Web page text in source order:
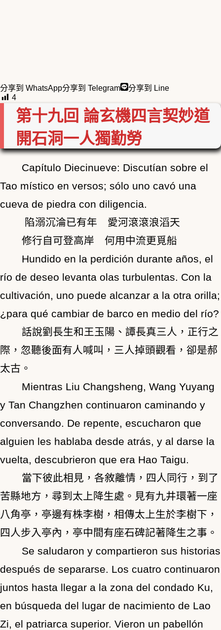
分享到 WhatsApp分享到 Telegram
分享到 Line
4
第十九回 論玄機四言契妙道
開石洞一人獨勤勞
Capítulo Diecinueve: Discutían sobre el
Tao místico en versos; sólo uno cavó una
cueva de piedra con diligencia.
陷溺沉淪已有年 愛河滾滾浪滔天
修行自可登高岸 何用中流更覓船
Hundido en la perdición durante años, el
río de deseo levanta olas turbulentas. Con la
cultivación, uno puede alcanzar a la otra orilla;
¿para qué cambiar de barco en medio del río?
話說劉長生和王玉陽、譚長真三人，正行之
際，忽聽後面有人喊叫，三人掉頭觀看，卻是郝
太古。
Mientras Liu Changsheng, Wang Yuyang
y Tan Changzhen continuaron caminando y
conversando. De repente, escucharon que
alguien les hablaba desde atrás, y al darse la
vuelta, descubrieron que era Hao Taigu.
當下彼此相見，各敘離情，四人同行，到了
苦縣地方，尋到太上降生處。見有九井環著一座
八角亭，亭邊有株李樹，相傳太上生於李樹下，
四人步入亭內，亭中間有座石碑記著降生之事。
Se saludaron y compartieron sus historias
después de separarse. Los cuatro continuaron
juntos hasta llegar a la zona del condado Ku,
en búsqueda del lugar de nacimiento de Lao
Zi, el patriarca superior. Vieron un pabellón